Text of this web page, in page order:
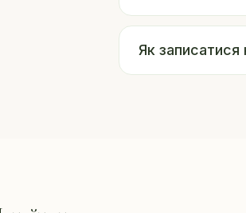
Як записатися